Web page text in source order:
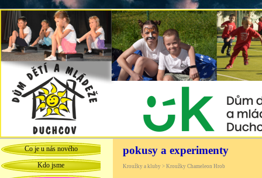
Co je u nás nového
Kdo jsme
pokusy a experimenty
Kroužky a kluby > Kroužky Chameleon Hrob